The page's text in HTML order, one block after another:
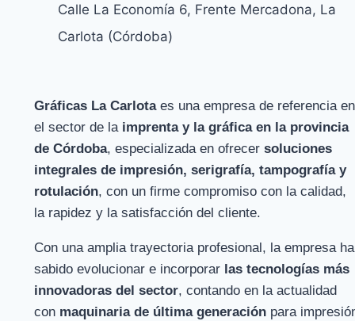
Calle La Economía 6, Frente Mercadona, La
Carlota (Córdoba)
Gráficas La Carlotaes una empresa de referencia en
el sector de la imprenta y la gráfica en la provincia
de Córdoba, especializada en ofrecer soluciones
integrales de impresión, serigrafía, tampografía y
rotulación, con un firme compromiso con la calidad,
la rapidez y la satisfacción del cliente.
Con una amplia trayectoria profesional, la empresa ha
sabido evolucionar e incorporar las tecnologías más
innovadoras del sector, contando en la actualidad
con maquinaria de última generación para